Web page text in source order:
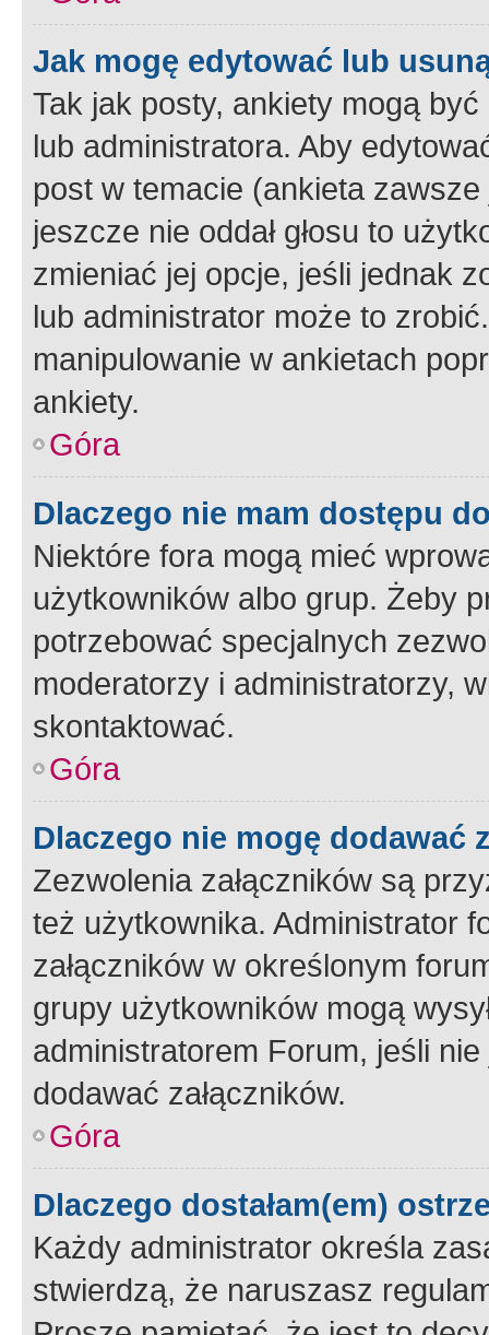
Jak mogę edytować lub
Tak jak posty, ankiety mogą
lub administratora. Aby
post w temacie (ankieta
jeszcze nie oddał głosu to
zmieniać jej opcje, jeśli jednak
lub administrator może to
manipulowanie w ankietach
ankiety.
Góra
Dlaczego nie mam dostępu
Niektóre fora mogą mieć
użytkowników albo grup. Żeby
potrzebować specjalnych
moderatorzy i administratorzy,
skontaktować.
Góra
Dlaczego nie mogę dodawać
Zezwolenia załączników są
też użytkownika. Administrator
załączników w określonym
grupy użytkowników mogą
administratorem Forum, jeśli
dodawać załączników.
Góra
Dlaczego dostałam(em)
Każdy administrator określa
stwierdzą, że naruszasz